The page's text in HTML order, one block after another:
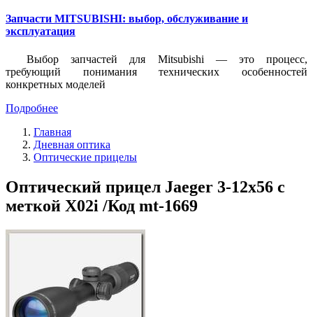
Запчасти MITSUBISHI: выбор, обслуживание и
эксплуатация
Выбор запчастей для Mitsubishi — это процесс,
требующий понимания технических особенностей
конкретных моделей
Подробнее
Главная
Дневная оптика
Оптические прицелы
Оптический прицел Jaeger 3-12x56 с
меткой X02i /Код mt-1669